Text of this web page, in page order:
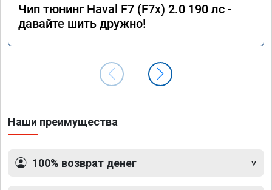
Чип тюнинг Haval F7 (F7x) 2.0 190 лс -
давайте шить дружно!
Наши преимущества
100% возврат денег